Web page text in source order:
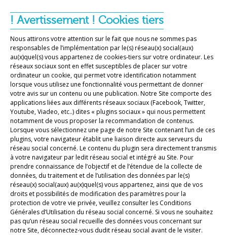
! Avertissement ! Cookies tiers
Nous attirons votre attention sur le fait que nous ne sommes pas
responsables de l’implémentation par le(s) réseau(x) social(aux)
au(x)quel(s) vous appartenez de cookies-tiers sur votre ordinateur. Les
réseaux sociaux sont en effet susceptibles de placer sur votre
ordinateur un cookie, qui permet votre identification notamment
lorsque vous utilisez une fonctionnalité vous permettant de donner
votre avis sur un contenu ou une publication. Notre Site comporte des
applications liées aux différents réseaux sociaux (Facebook, Twitter,
Youtube, Viadeo, etc..) dites « plugins sociaux » qui nous permettent
notamment de vous proposer la recommandation de contenus.
Lorsque vous sélectionnez une page de notre Site contenant l’un de ces
plugins, votre navigateur établit une liaison directe aux serveurs du
réseau social concerné. Le contenu du plugin sera directement transmis
à votre navigateur par ledit réseau social et intégré au Site. Pour
prendre connaissance de l’objectif et de l’étendue de la collecte de
données, du traitement et de l’utilisation des données par le(s)
réseau(x) social(aux) au(x)quel(s) vous appartenez, ainsi que de vos
droits et possibilités de modification des paramètres pour la
protection de votre vie privée, veuillez consulter les Conditions
Générales d’Utilisation du réseau social concerné. Si vous ne souhaitez
pas qu’un réseau social recueille des données vous concernant sur
notre Site, déconnectez-vous dudit réseau social avant de le visiter.